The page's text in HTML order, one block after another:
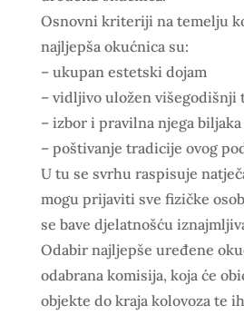
Osnovni kriteriji na temelju
najljepša okućnica su:
– ukupan estetski dojam
– vidljivo uložen višegodišnji
– izbor i pravilna njega biljaka
– poštivanje tradicije ovog
U tu se svrhu raspisuje
mogu prijaviti sve fizičke
se bave djelatnošću
Odabir najljepše uređene
odabrana komisija, koja će
objekte do kraja kolovoza te